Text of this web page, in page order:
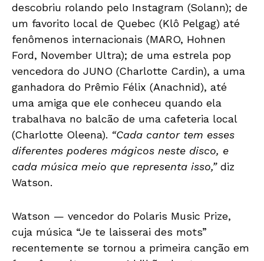
descobriu rolando pelo Instagram (Solann); de
um favorito local de Quebec (Klô Pelgag) até
fenômenos internacionais (MARO, Hohnen
Ford, November Ultra); de uma estrela pop
vencedora do JUNO (Charlotte Cardin), a uma
ganhadora do Prêmio Félix (Anachnid), até
uma amiga que ele conheceu quando ela
trabalhava no balcão de uma cafeteria local
(Charlotte Oleena). “Cada cantor tem esses
diferentes poderes mágicos neste disco, e
cada música meio que representa isso,”diz
Watson.
Watson — vencedor do Polaris Music Prize,
cuja música “Je te laisserai des mots”
recentemente se tornou a primeira canção em